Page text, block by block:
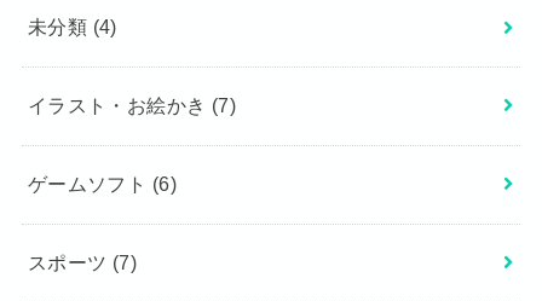
未分類 (4)
イラスト・お絵かき (7)
ゲームソフト (6)
スポーツ (7)